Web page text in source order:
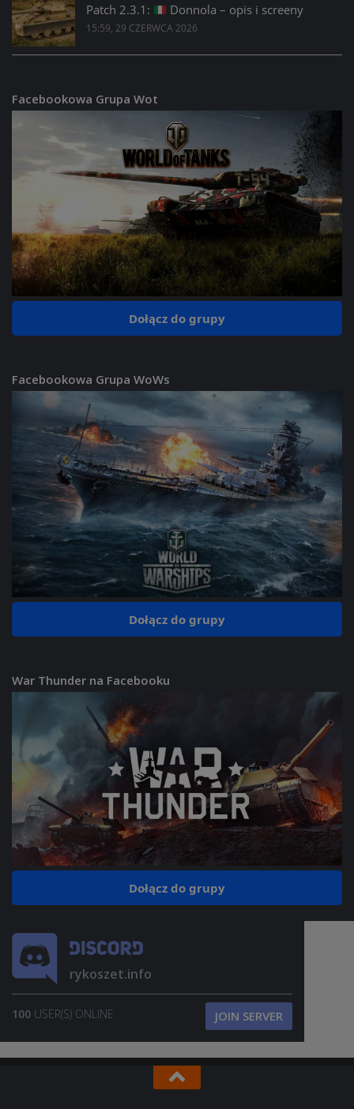
Patch 2.3.1: Donnola – opis i screeny
15:59, 29 CZERWCA 2026
Facebookowa Grupa Wot
Dołącz do grupy
Facebookowa Grupa WoWs
Dołącz do grupy
War Thunder na Facebooku
Dołącz do grupy
rykoszet.info
100 USER(S) ONLINE JOIN SERVER